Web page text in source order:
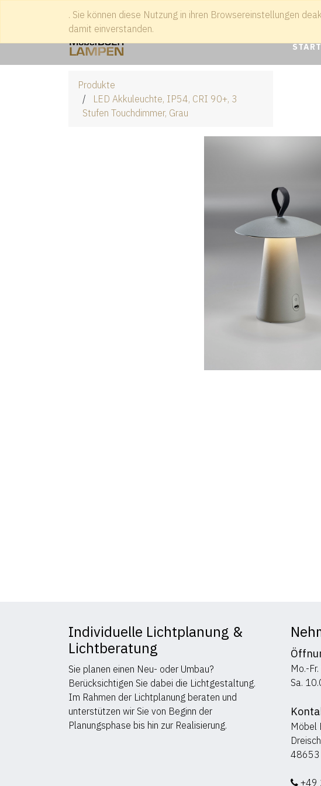
. Sie können diese Nutzung in ihren Browsereinstellungen
damit einverstanden.
Treffen Sie uns +49 2541 938041
Produkte
LED Akkuleuchte, IP54, CRI 90+, 3
Stufen Touchdimmer, Grau
Individuelle Lichtplanung &
Lichtberatung
Sie planen einen Neu- oder Umbau?
Berücksichtigen Sie dabei die Lichtgestaltung.
Im Rahmen der Lichtplanung beraten und
unterstützen wir Sie von Beginn der
Planungsphase bis hin zur Realisierung.
Mo.-
Sa.
Möbel
48653
+49